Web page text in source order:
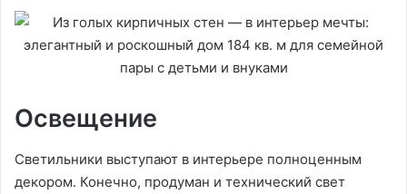
Освещение
Светильники выступают в интерьере полноценным
декором. Конечно, продуман и технический свет